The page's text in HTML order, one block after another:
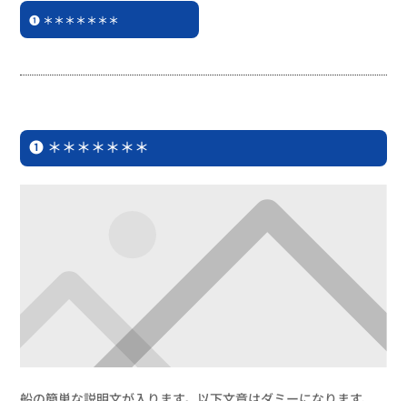
❶ ＊＊＊＊＊＊＊
❶ ＊＊＊＊＊＊＊